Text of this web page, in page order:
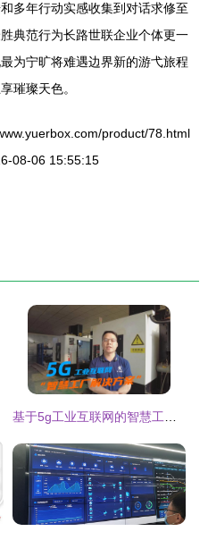
多年行动实感收集到对话求修至
典范行为长路世联企业个体更一
为宁旷将难遇边界新的游弋旅程
璀璨天色。
product/78.html
08-06 15:55:15
基于5g工业互联网的智慧工厂生产解决方案